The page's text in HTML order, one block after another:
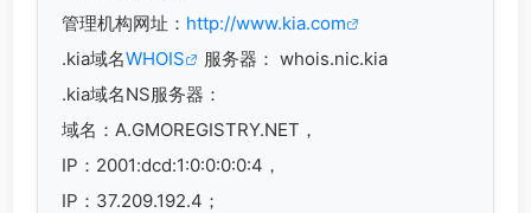
管理机构网址： http://www.kia.com
.kia域名WHOIS
服务器： whois.nic.kia
.kia域名NS服务器：
域名：A.GMOREGISTRY.NET，
IP：2001:dcd:1:0:0:0:0:4，
IP：37.209.192.4；